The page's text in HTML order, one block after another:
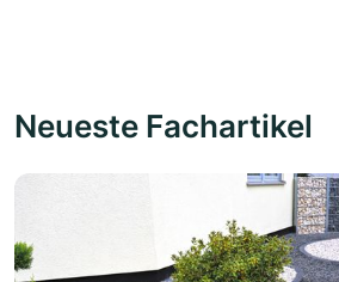
Neueste Fachartikel